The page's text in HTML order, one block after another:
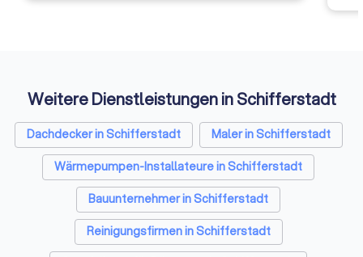
Weitere Dienstleistungen in Schifferstadt
Dachdecker in Schifferstadt
Maler in Schifferstadt
Wärmepumpen-Installateure in Schifferstadt
Bauunternehmer in Schifferstadt
Reinigungsfirmen in Schifferstadt